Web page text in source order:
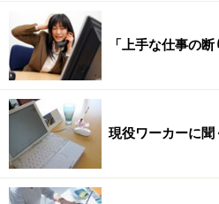
「上手な仕事の
現役ワーカーに